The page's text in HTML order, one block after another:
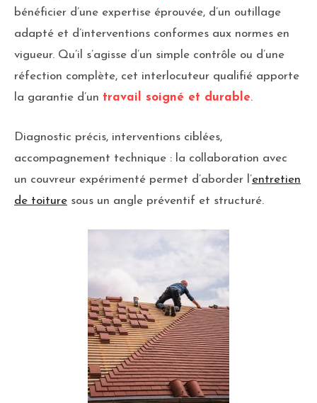
bénéficier d’une expertise éprouvée, d’un outillage
adapté et d’interventions conformes aux normes en
vigueur. Qu’il s’agisse d’un simple contrôle ou d’une
réfection complète, cet interlocuteur qualifié apporte
la garantie d’un travail soigné et durable.
Diagnostic précis, interventions ciblées,
accompagnement technique : la collaboration avec
un couvreur expérimenté permet d’aborder l’entretien
de toiture sous un angle préventif et structuré.